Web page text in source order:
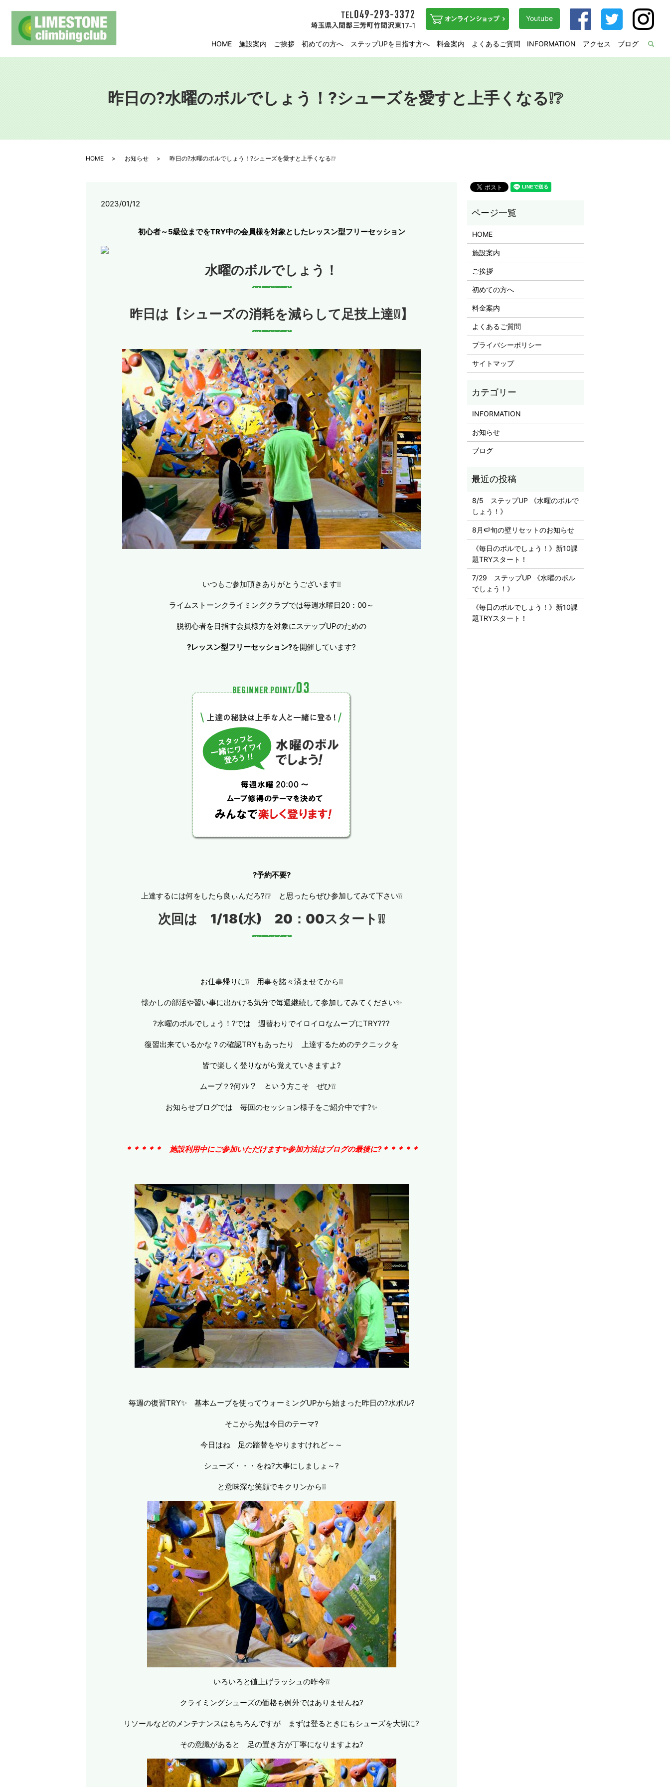
HOME 施設案内 ご挨拶 初めての方へ ステップUPを目指す方へ 料金案内 よくあるご質問 INFORMATION アクセス ブログ
Youtube
昨日の?水曜のボルでしょう！?シューズを愛すと上手くなる❕❔
HOME お知らせ 昨日の?水曜のボルでしょう！?シューズを愛すと上手くなる❕❔
2023/01/12
初心者～5級位までをTRY中の会員様を対象としたレッスン型フリーセッション
水曜のボルでしょう！
昨日は【シューズの消耗を減らして足技上達❕❕】
いつもご参加頂きありがとうございます❕❕
ライムストーンクライミングクラブでは毎週水曜日20：00～
脱初心者を目指す会員様方を対象にステップUPのための
?レッスン型フリーセッション?を開催しています?
?予約不要?
上達するには何をしたら良ぃんだろ?❕❔ と思ったらぜひ参加してみて下さい❕❕
次回は 1/18(水) 20：00スタート❕❕
お仕事帰りに❕❕ 用事を諸々済ませてから❕❕
懐かしの部活や習い事に出かける気分で毎週継続して参加してみてください✨
?水曜のボルでしょう！?では 週替わりでイロイロなムーブにTRY???
復習出来ているかな？の確認TRYもあったり 上達するためのテクニックを
皆で楽しく登りながら覚えていきますよ?
ムーブ？?何ｿﾚ？ という方こそ ぜひ❕❕
お知らせブログでは 毎回のセッション様子をご紹介中です?✨
＊＊＊＊＊ 施設利用中にご参加いただけます✨参加方法はブログの最後に?＊＊＊＊＊
毎週の復習TRY✨ 基本ムーブを使ってウォーミングUPから始まった昨日の?水ボル?
そこから先は今日のテーマ?
今日はね 足の踏替をやりますけれど～～
シューズ・・・をね?大事にしましょ～?
と意味深な笑顔でキクリンから❕❕
いろいろと値上げラッシュの昨今❕❕
クライミングシューズの価格も例外ではありませんね?
リソールなどのメンテナンスはもちろんですが まずは登るときにもシューズを大切に?
その意識があると 足の置き方が丁寧になりますよね?
HOME
施設案内
ご挨拶
初めての方へ
料金案内
よくあるご質問
プライバシーポリシー
サイトマップ
INFORMATION
お知らせ
ブログ
8/5 ステップUP 《水曜のボルで
しょう！》
8月🍉旬の壁リセットのお知らせ
《毎日のボルでしょう！》新10課
題TRYスタート！
7/29 ステップUP 《水曜のボル
でしょう！》
《毎日のボルでしょう！》新10課
題TRYスタート！